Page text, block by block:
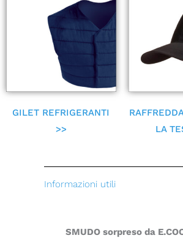
GILET REFRIGERANTI
>>
LA
Informazioni utili
SMUDO sorpreso da